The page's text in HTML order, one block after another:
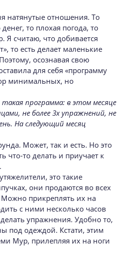
натянутые отношения. То
то плохая погода, то
Я считаю, что добивается
то есть делает маленькие
осознавая свою
для себя «программу
минимальных, но
такая программа: в этом месяце
не более 3х упражнений, не
На следующий месяц
Может, так и есть. Но это
что-то делать и приучает к
это такие
они продаются во всех
прикреплять их на
с ними несколько часов
упражнения. Удобно то,
под одеждой. Кстати, этим
Мур, прилепляя их на ноги